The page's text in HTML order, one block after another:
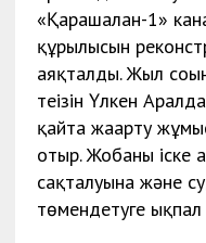
«Қарашалан-1»
құрылысын
аяқталды. Жыл
теңізін Үлкен
қайта жаңарту
отыр. Жобаны іске
сақталуына және
төмендетуге ықпал